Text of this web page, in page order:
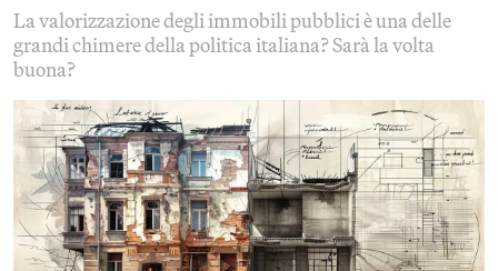
La valorizzazione degli immobili pubblici è una delle
grandi chimere della politica italiana? Sarà la volta
buona?